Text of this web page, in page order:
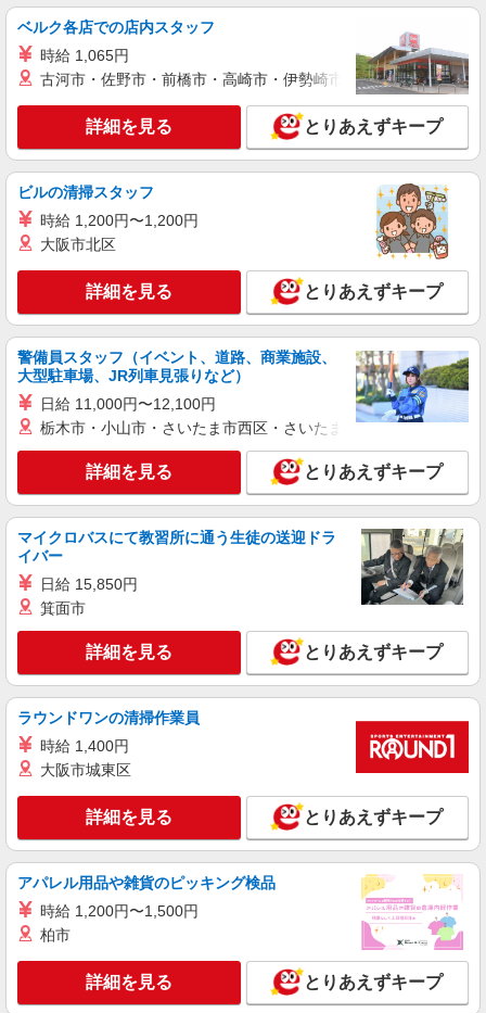
パーソルテンプスタッフ株式会社 中部コーディネートセンター一課
（四日市）/26-0478448
＜少人数／静かで落ち着いた雰囲気／人事部門
のサポート事務／制服あり＞
時給1450円
三重県四日市市／最寄駅：追分（三重県）駅、
南四日市駅 ●塩浜駅から車8分 ●河原田駅･西日
野駅から車11分 ≪車通勤可≫ ●無料駐車場あり
キープ 詳細を見る
パーソルテンプスタッフ株式会社 中部コーディネートセンター一課
（四日市）/26-0609708
＜落ち着いた雰囲気が居心地良い◎｜少人数オ
フィス｜未経験OKの事務＞
時給1400円 ●月収例：235,200円（月21日就業
の場合）
三重県四日市市／最寄駅：南四日市駅、南日永
駅 ●内部駅･近鉄四日市駅から車9分 ●河原田駅
から車13分 ≪車通勤可≫ ●無料駐車場あり（事
務所のとなり）
キープ 詳細を見る
派遣社員
パーソルテンプスタッフ株式会社 中部コーディネートセンター一課
（四日市）/26-0554911
＜第二新卒歓迎｜20〜30代活躍中＞ルールに
沿って進める事務サポート
時給1400円
三重県四日市市／最寄駅：富田浜駅、近鉄富田
駅 ≪車通勤可≫ ◆無料駐車場あり
（四日市）/26-0577669
［未経験でも時給1500円］まずはカンタンな
入力から始めよう♪コツコツ事務
三重県四日市市／最寄駅：近鉄四日市駅、あす
なろう四日市駅 ■駅チカで利便性バツグン！
ベルク各店での店内スタッフ
時給 1,065円
古河市・佐野市・前橋市・高崎市・伊勢崎市・太田市・館林市
詳細を見る とりあえずキープ
ビルの清掃スタッフ
時給 1,200円〜1,200円
大阪市北区
詳細を見る とりあえずキープ
警備員スタッフ（イベント、道路、商業施設、
大型駐車場、JR列車見張りなど）
日給 11,000円〜12,100円
栃木市・小山市・さいたま市西区・さいたま市岩槻区・久喜市・
詳細を見る とりあえずキープ
マイクロバスにて教習所に通う生徒の送迎ドラ
イバー
日給 15,850円
箕面市
詳細を見る とりあえずキープ
ラウンドワンの清掃作業員
時給 1,400円
大阪市城東区
詳細を見る とりあえずキープ
アパレル用品や雑貨のピッキング検品
時給 1,200円〜1,500円
柏市
詳細を見る とりあえずキープ